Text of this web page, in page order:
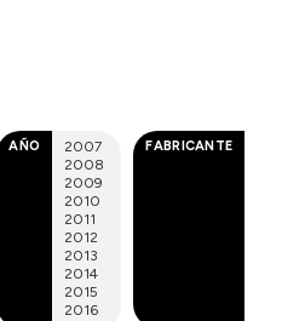
AÑO
2007
2008
2009
2010
2011
2012
2013
2014
2015
2016
FABRICANTE